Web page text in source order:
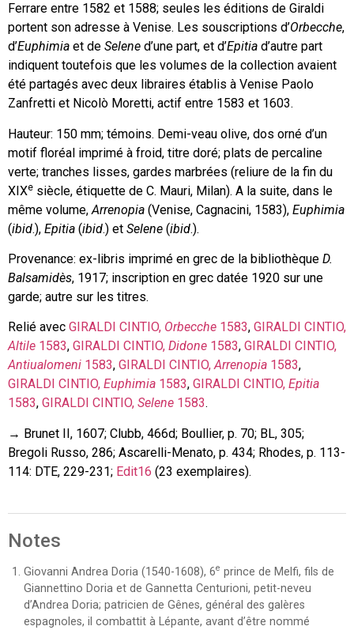
Ferrare entre 1582 et 1588; seules les éditions de Giraldi
portent son adresse à Venise. Les souscriptions d’Orbecche,
d’Euphimia et de Selene d’une part, et d’Epitia d’autre part
indiquent toutefois que les volumes de la collection avaient
été partagés avec deux libraires établis à Venise Paolo
Zanfretti et Nicolò Moretti, actif entre 1583 et 1603.
Hauteur: 150 mm; témoins. Demi-veau olive, dos orné d’un
motif floréal imprimé à froid, titre doré; plats de percaline
verte; tranches lisses, gardes marbrées (reliure de la fin du
XIXe siècle, étiquette de C. Mauri, Milan). A la suite, dans le
même volume, Arrenopia (Venise, Cagnacini, 1583), Euphimia
(ibid.), Epitia (ibid.) et Selene (ibid.).
Provenance: ex-libris imprimé en grec de la bibliothèque D.
Balsamidès, 1917; inscription en grec datée 1920 sur une
garde; autre sur les titres.
Relié avec GIRALDI CINTIO, Orbecche 1583, GIRALDI CINTIO,
Altile 1583, GIRALDI CINTIO, Didone 1583, GIRALDI CINTIO,
Antiualomeni 1583, GIRALDI CINTIO,Arrenopia 1583,
GIRALDI CINTIO, Euphimia 1583, GIRALDI CINTIO, Epitia
1583, GIRALDI CINTIO, Selene 1583.
→ Brunet II, 1607; Clubb, 466d; Boullier, p. 70; BL, 305;
Bregoli Russo, 286; Ascarelli-Menato, p. 434; Rhodes, p. 113-
114: DTE, 229-231; Edit16 (23 exemplaires).
Notes
Giovanni Andrea Doria (1540-1608), 6e prince de Melfi, fils de
Giannettino Doria et de Gannetta Centurioni, petit-neveu
d’Andrea Doria; patricien de Gênes, général des galères
espagnoles, il combattit à Lépante, avant d’être nommé